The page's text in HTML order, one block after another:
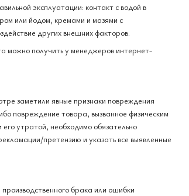
эксплуатации: контакт с водой в
или йодом, кремами и мазями с
других внешних факторов.
можно получить у менеджеров интернет-
заметили явные признаки повреждения
повреждение товара, вызванное физическим
утратой, необходимо обязательно
претензию и указать все выявленные
брака или ошибки